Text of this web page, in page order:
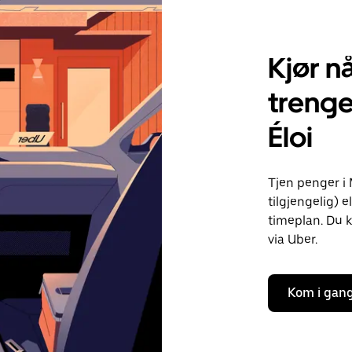
Kjør
Éloi
Tjen penger i
tilgjengelig)
timeplan. Du
via Uber.
Kom i